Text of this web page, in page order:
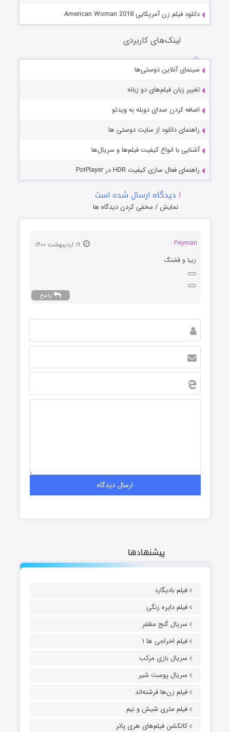
پیشنهادها
فیلم بادیگارد
فیلم دایره زنگی
سریال گنج مظفر
فیلم اخراجی ها ۱
سریال بازی مرکب
سریال پوست شیر
فیلم زن‌ها فرشته‌اند
فیلم متری شیش و نیم
کالکشن فیلم‌های هری پاتر
دانلود فیلم زن آمریکایی American Woman 2018
لینک‌های کاربردی
سینمای آنلاین دوستی‌ها
تغییر زبان فیلم‌های دو زبانه
اضافه کردن صدای دوبله به ویدئو
راهنمای دانلود از سایت دوستی ها
آشنایی با انواع کیفیت فیلم‌ها و سریال‌ها
راهنمای فعال سازی کیفیت HDR در PotPlayer
۱ دیدگاه ارسال شده است
نمایش / مخفی کردن دیدگاه ها
Peyman :
زیبا و قشنگ
پاسخ